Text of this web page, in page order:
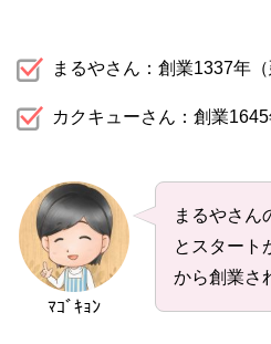
まるやさん：創業1337年（
カクキューさん：創業1645
ﾏｺﾞｷｮﾝ
まるやさん
とスタート
から創業さ